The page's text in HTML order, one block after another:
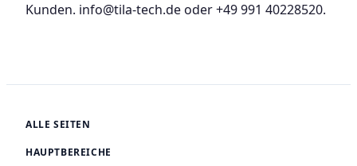
Kunden. info@tila-tech.de oder +49 991 40228520.
ALLE SEITEN
HAUPTBEREICHE